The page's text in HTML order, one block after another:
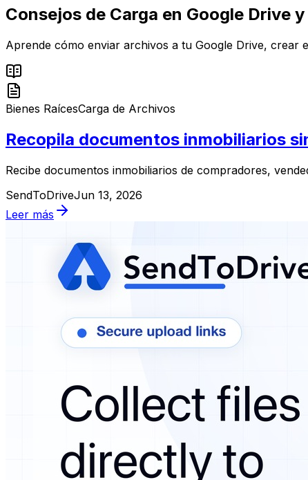
Consejos de Carga en Google Drive
Aprende cómo enviar archivos a tu Google Drive, crear
Bienes RaícesCarga de Archivos
Recopila documentos inmobiliarios
Recibe documentos inmobiliarios de compradores,
SendToDriveJun 13, 2026
Leer más